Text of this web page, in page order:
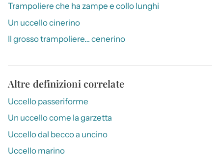
Trampoliere che ha zampe e collo lunghi
Un uccello cinerino
Il grosso trampoliere… cenerino
Altre definizioni correlate
Uccello passeriforme
Un uccello come la garzetta
Uccello dal becco a uncino
Uccello marino